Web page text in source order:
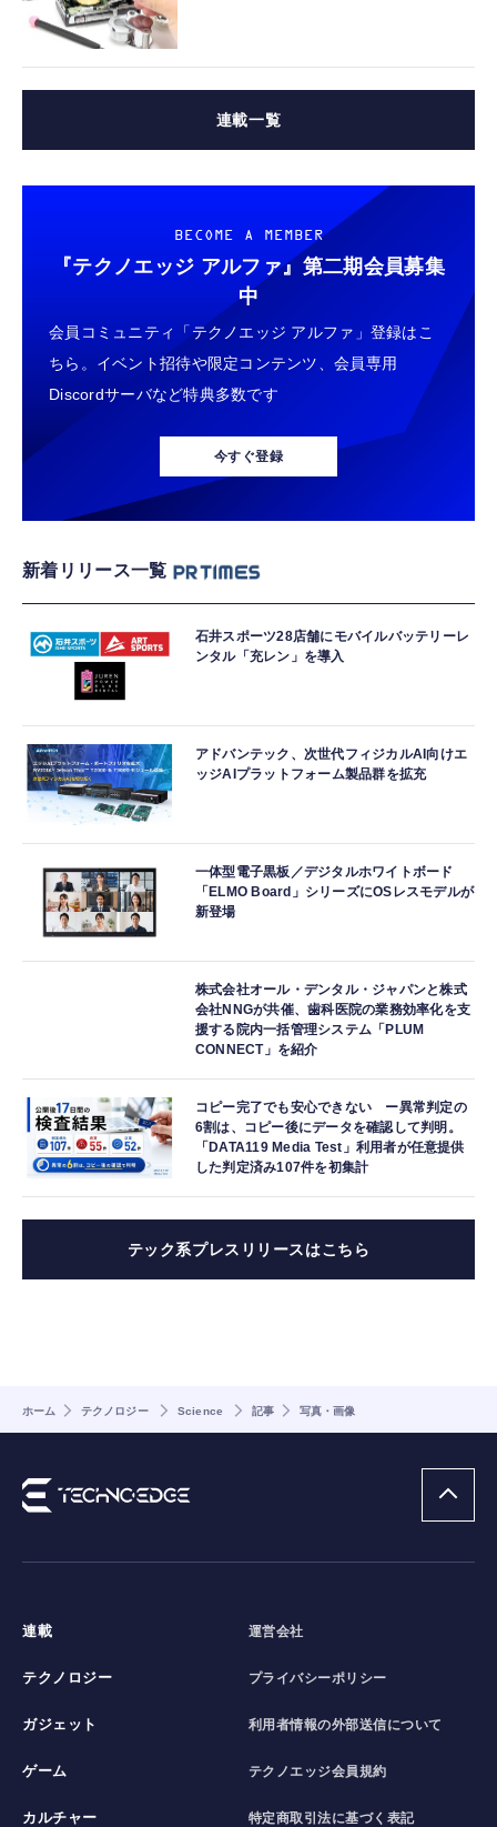
連載一覧
BECOME A MEMBER
『テクノエッジ アルファ』 第二期会員募集
中
会員コミュニティ「テクノエッジ アルファ」登録はこ
ちら。イベント招待や限定コンテンツ、会員専用
Discordサーバなど特典多数です
今すぐ登録
新着リリース一覧
石井スポーツ28店舗にモバイルバッテリーレ
ンタル「充レン」を導入
アドバンテック、次世代フィジカルAI向けエ
ッジAIプラットフォーム製品群を拡充
一体型電子黒板／デジタルホワイトボード
「ELMO Board」シリーズにOSレスモデルが
新登場
株式会社オール・デンタル・ジャパンと株式
会社NNGが共催、歯科医院の業務効率化を支
援する院内一括管理システム「PLUM
CONNECT」を紹介
コピー完了でも安心できない ー異常判定の
6割は、コピー後にデータを確認して判明。
「DATA119 Media Test」利用者が任意提供
した判定済み107件を初集計
テック系プレスリリースはこちら
ホーム テクノロジー Science 記事 写真・画像
連載
テクノロジー
ガジェット
ゲーム
カルチャー
運営会社
プライバシーポリシー
利用者情報の外部送信について
テクノエッジ会員規約
特定商取引法に基づく表記